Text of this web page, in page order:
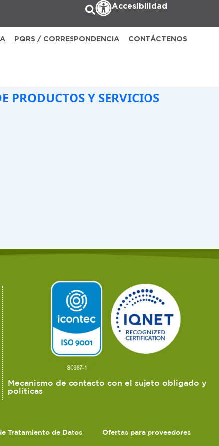
Accesibilidad
PQRS / CORRESPONDENCIA CONTÁCTENOS
PRODUCTOS Y SERVICIOS
Mecanismo de contacto con el sujeto obligado y
políticas
Tratamiento de Datos
Ofertas para proveedores